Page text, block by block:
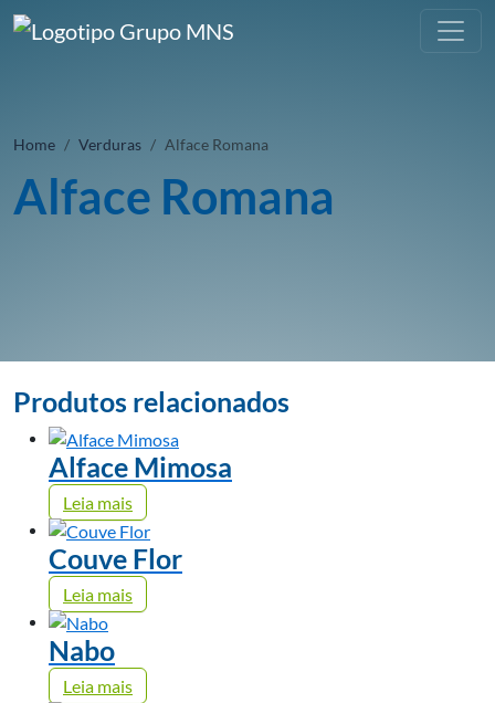
Home Verduras Alface Romana
Alface Romana
Produtos relacionados
Alface Mimosa
Leia mais
Couve Flor
Leia mais
Nabo
Leia mais